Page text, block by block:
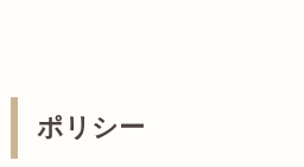
ポリシー